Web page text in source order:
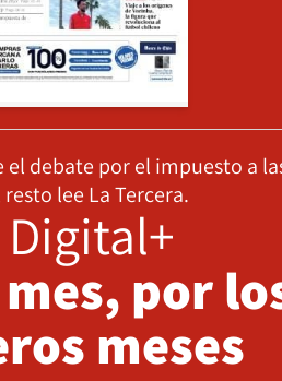
debate por el impuesto a
lee La Tercera.
por
meses